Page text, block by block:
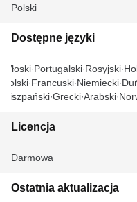
Polski
Dostępne języki
Włoski Portugalski Rosyjski
Polski Francuski Niemiecki
Hiszpański Grecki Arabski
Licencja
Darmowa
Ostatnia aktualizacja